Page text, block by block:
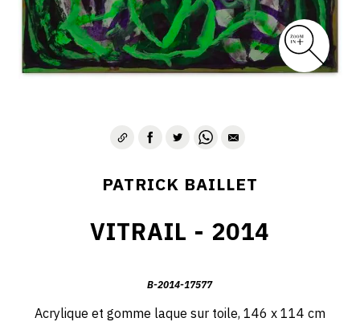
PATRICK BAILLET
VITRAIL - 2014
B-2014-17577
Acrylique et gomme laque sur toile, 146 x 114 cm